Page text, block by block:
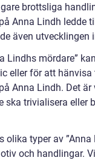
brottsliga
Anna Lindh ledde
även utvecklingen
Lindhs mördare”
eller för att
Anna Lindh. Det
ska trivialisera eller
olika typer av
och handlingar.